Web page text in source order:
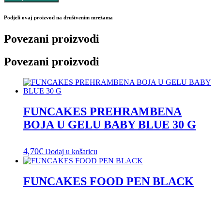
Podjeli ovaj proizvod na društvenim mrežama
Povezani proizvodi
Povezani proizvodi
FUNCAKES PREHRAMBENA
BOJA U GELU BABY BLUE 30 G
4,70€ Dodaj u košaricu
FUNCAKES FOOD PEN BLACK